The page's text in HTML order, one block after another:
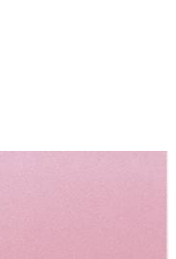
beslag roeren. In
deksel). Op dezelfde